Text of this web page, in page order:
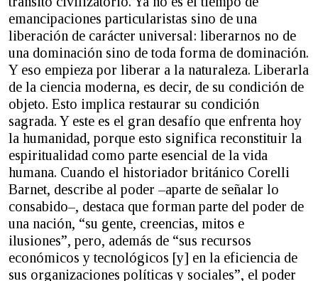
emancipaciones particularistas sino de una
liberación de carácter universal: liberarnos no de
una dominación sino de toda forma de dominación.
Y eso empieza por liberar a la naturaleza. Liberarla
de la ciencia moderna, es decir, de su condición de
objeto. Esto implica restaurar su condición
sagrada. Y este es el gran desafío que enfrenta hoy
la humanidad, porque esto significa reconstituir la
espiritualidad como parte esencial de la vida
humana. Cuando el historiador británico Corelli
Barnet, describe al poder –aparte de señalar lo
consabido–, destaca que forman parte del poder de
una nación, “su gente, creencias, mitos e
ilusiones”, pero, además de “sus recursos
económicos y tecnológicos [y] en la eficiencia de
sus organizaciones políticas y sociales”, el poder